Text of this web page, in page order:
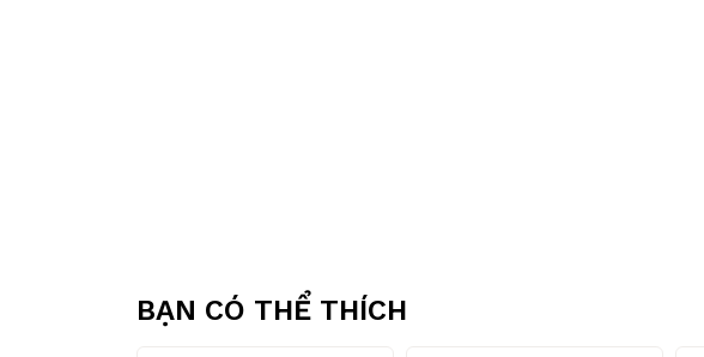
BẠN CÓ THỂ THÍCH